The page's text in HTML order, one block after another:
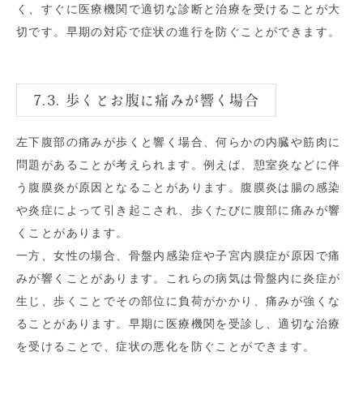
く、すぐに医療機関で適切な診断と治療を受けることが大
切です。早期の対応で症状の進行を防ぐことができます。
7.3. 歩くとお腹に痛みが響く場合
左下腹部の痛みが歩くと響く場合、何らかの内臓や筋肉に
問題があることが考えられます。例えば、憩室炎などに伴
う腹膜炎が原因となることがあります。腹膜炎は腸の感染
や炎症によって引き起こされ、歩くたびに腹部に痛みが響
くことがあります。
一方、女性の場合、骨盤内感染症や子宮内膜症が原因で痛
みが響くことがあります。これらの病気は骨盤内に炎症が
生じ、歩くことでその部位に負荷がかかり、痛みが強くな
ることがあります。早期に医療機関を受診し、適切な治療
を受けることで、症状の悪化を防ぐことができます。